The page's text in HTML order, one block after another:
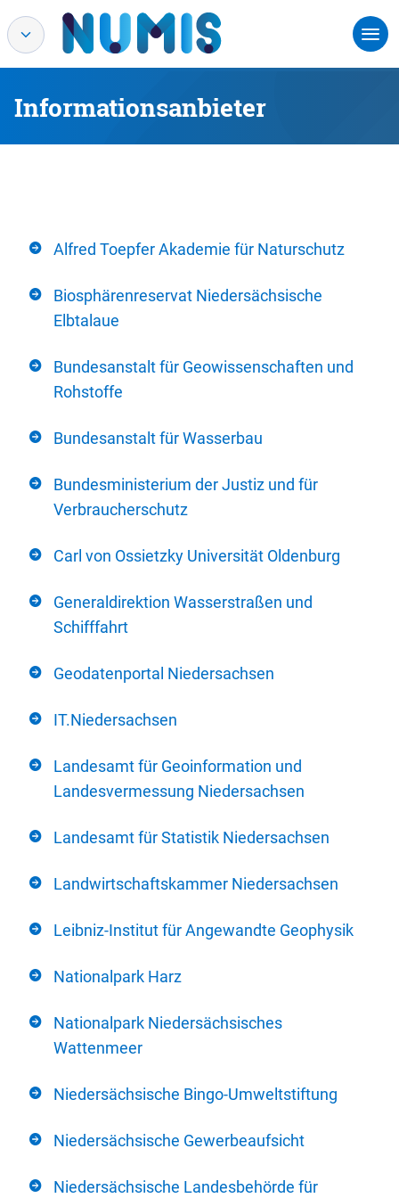
Informationsanbieter
Alfred Toepfer Akademie für Naturschutz
Biosphärenreservat Niedersächsische
Elbtalaue
Bundesanstalt für Geowissenschaften und
Rohstoffe
Bundesanstalt für Wasserbau
Bundesministerium der Justiz und für
Verbraucherschutz
Carl von Ossietzky Universität Oldenburg
Generaldirektion Wasserstraßen und
Schifffahrt
Geodatenportal Niedersachsen
IT.Niedersachsen
Landesamt für Geoinformation und
Landesvermessung Niedersachsen
Landesamt für Statistik Niedersachsen
Landwirtschaftskammer Niedersachsen
Leibniz-Institut für Angewandte Geophysik
Nationalpark Harz
Nationalpark Niedersächsisches
Wattenmeer
Niedersächsische Bingo-Umweltstiftung
Niedersächsische Gewerbeaufsicht
Niedersächsische Landesbehörde für